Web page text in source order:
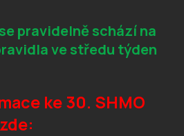
pravidelně schází na
ve středu týden
ke 30. SHMO